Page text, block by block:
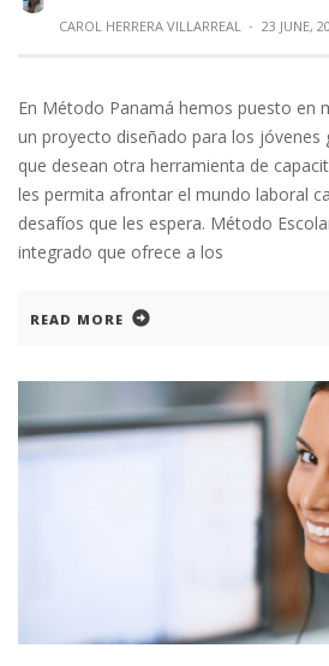
CAROL HERRERA VILLARREAL · 23 JUNE,
En Método Panamá hemos puesto en
un proyecto diseñado para los jóvenes
que desean otra herramienta de
les permita afrontar el mundo laboral
desafíos que les espera. Método
integrado que ofrece a los
READ MORE